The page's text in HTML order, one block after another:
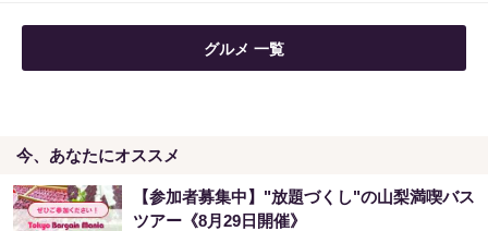
グルメ 一覧
今、あなたにオススメ
【参加者募集中】"放題づくし"の山梨満喫バス
ツアー《8月29日開催》